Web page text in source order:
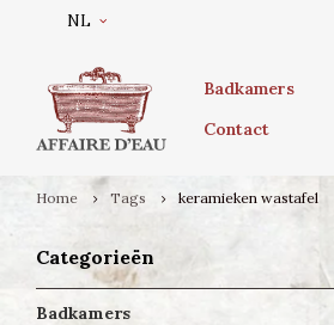
NL
Badkamers
Contact
Home Tags keramieken wastafel
Categorieën
Badkamers